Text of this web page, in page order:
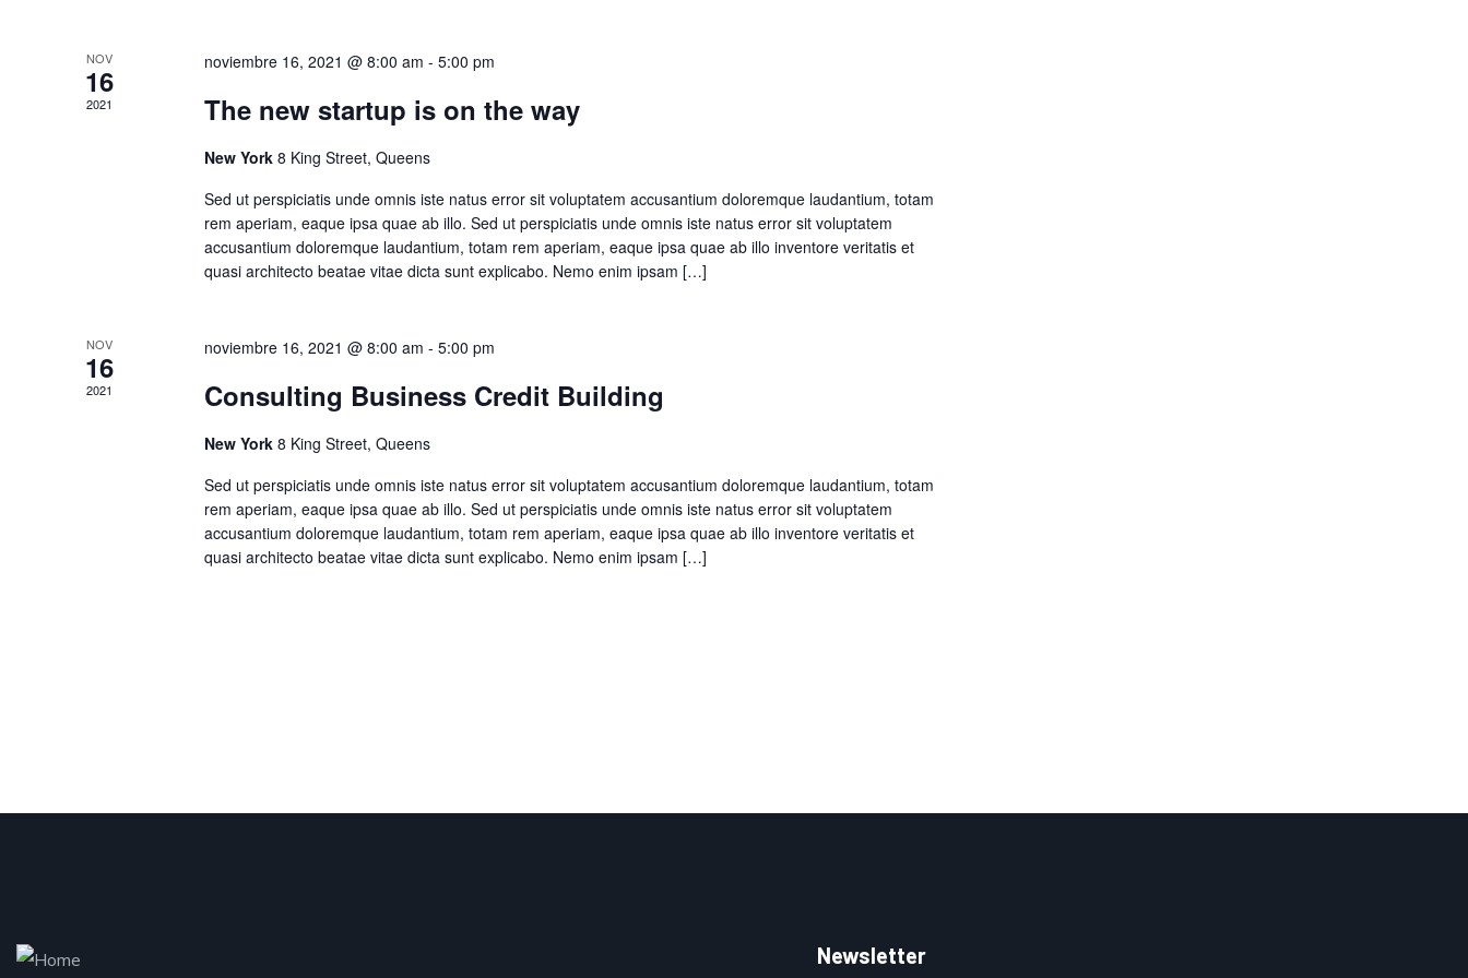
NOV
16
2021
noviembre 16, 2021 @ 8:00 am -5:00 pm
The new startup is on the way
New York8 King Street, Queens
Sed ut perspiciatis unde omnis iste natus error sit voluptatem accusantium doloremque laudantium, totam
rem aperiam, eaque ipsa quae ab illo. Sed ut perspiciatis unde omnis iste natus error sit voluptatem
accusantium doloremque laudantium, totam rem aperiam, eaque ipsa quae ab illo inventore veritatis et
quasi architecto beatae vitae dicta sunt explicabo. Nemo enim ipsam […]
NOV
16
2021
noviembre 16, 2021 @ 8:00 am -5:00 pm
Consulting Business Credit Building
New York8 King Street, Queens
Sed ut perspiciatis unde omnis iste natus error sit voluptatem accusantium doloremque laudantium, totam
rem aperiam, eaque ipsa quae ab illo. Sed ut perspiciatis unde omnis iste natus error sit voluptatem
accusantium doloremque laudantium, totam rem aperiam, eaque ipsa quae ab illo inventore veritatis et
quasi architecto beatae vitae dicta sunt explicabo. Nemo enim ipsam […]
Newsletter